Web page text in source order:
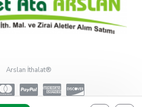
Arslan İthalat®